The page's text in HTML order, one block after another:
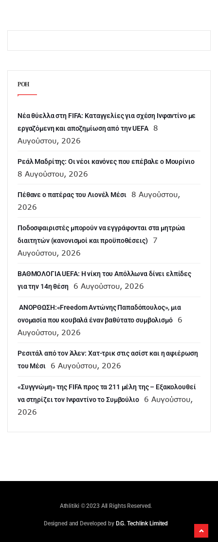
ΡΟΗ
Νέα θύελλα στη FIFA: Καταγγελίες για σχέση Ινφαντίνο με
εργαζόμενη και αποζημίωση από την UEFA
8
Αυγούστου, 2026
Ρεάλ Μαδρίτης: Οι νέοι κανόνες που επέβαλε ο Μουρίνιο
8 Αυγούστου, 2026
Πέθανε ο πατέρας του Λιονέλ Μέσι
8 Αυγούστου,
2026
Ποδοσφαιριστές μπορούν να εγγράφονται στα μητρώα
διαιτητών (κανονισμοί και προϋποθέσεις)
7
Αυγούστου, 2026
ΒΑΘΜΟΛΟΓΙΑ UEFA: Η νίκη του Απόλλωνα δίνει ελπίδες
για την 14η θέση
6 Αυγούστου, 2026
ANOΡΘΩΣΗ:«Freedom Αντώνης Παπαδόπουλος», μια
ονομασία που κουβαλά έναν βαθύτατο συμβολισμό
6
Αυγούστου, 2026
Ρεσιτάλ από τον Άλεν: Χατ-τρικ στις ασίστ και η αφιέρωση
του Μέσι
6 Αυγούστου, 2026
«Συγγνώμη» της FIFA προς τα 211 μέλη της – Εξακολουθεί
να στηρίζει τον Ινφαντίνο το Συμβούλιο
6 Αυγούστου,
2026
Athlitiki © 2023 All Rights Reserved.
Designed and Developed by D.G. Techlink Limited